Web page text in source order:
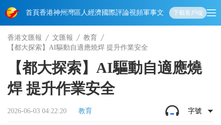
首頁香港神州 灣區人經濟國際評論視頻軍事文化 娛樂生活教育體
下載客戶端
香港文匯報 文匯報
教育
【都大探索】AI驅動自適應燒焊 提升作業安全
【都大探索】AI驅動自適應燒
焊 提升作業安全
2026-06-03 04:22:20 教育 字號